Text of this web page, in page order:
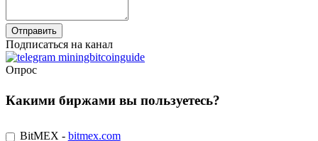
Подписаться на канал
Опрос
Какими биржами вы пользуетесь?
BitMEX - bitmex.com